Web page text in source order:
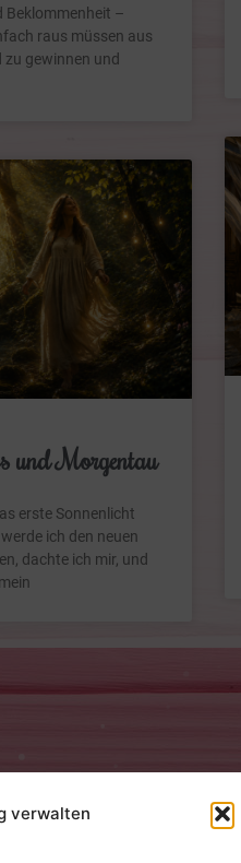
verwalten
Beklommenheit –
raus müssen aus
gewinnen und
und Morgentau
erste Sonnenlicht
ich den neuen
dachte ich mir, und